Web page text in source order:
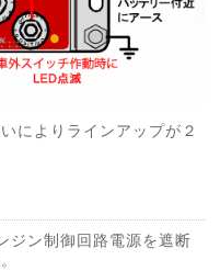
によりラインアップが２
ジン制御回路電源を遮断